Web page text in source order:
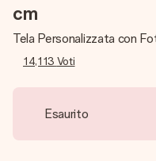
cm
Tela Personalizzata con
14,113 Voti
Esaurito